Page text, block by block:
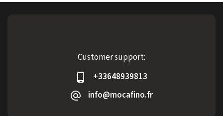
Customer support:
+33648939813
info@mocafino.fr